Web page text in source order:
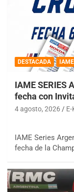
DESTACADA
IAME SERIES
fecha con
4 agosto, 2026
IAME Series
fecha de la